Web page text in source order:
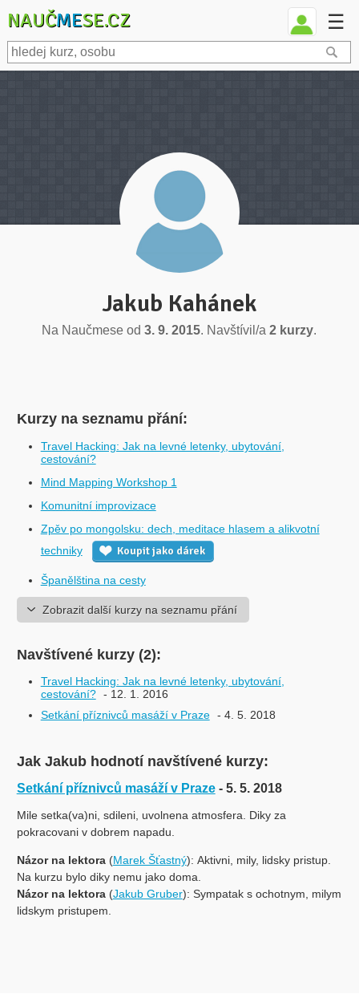
NAUČMESE.CZ ☰
Jakub Kahánek
Na Naučmese od3. 9. 2015. Navštívil/a2 kurzy.
Kurzy na seznamu přání:
Travel Hacking: Jak na levné letenky, ubytování,
cestování?
Mind Mapping Workshop 1
Komunitní improvizace
Zpěv po mongolsku: dech, meditace hlasem a alikvotní
techniky
Koupit jako dárek
Španělština na cesty
Zobrazit další kurzy na seznamu přání
Navštívené kurzy (2):
Travel Hacking: Jak na levné letenky, ubytování,
cestování? - 12. 1. 2016
Setkání příznivců masáží v Praze - 4. 5. 2018
Jak Jakub hodnotí navštívené kurzy:
Setkání příznivců masáží v Praze - 5. 5. 2018
Mile setka(va)ni, sdileni, uvolnena atmosfera. Diky za
pokracovani v dobrem napadu.
Názor na lektora(Marek Šťastný): Aktivni, mily, lidsky pristup.
Na kurzu bylo diky nemu jako doma.
Názor na lektora(Jakub Gruber): Sympatak s ochotnym, milym
lidskym pristupem.